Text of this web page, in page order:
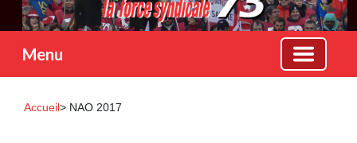
Menu
Accueil> NAO 2017